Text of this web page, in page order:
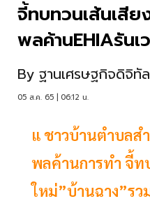
จี้ทบทวนเส้นเสีย
พลค้านEHIAรันเ
By ฐานเศรษฐกิจดิจิทัล
05 ส.ค. 65 | 06:12 น.
แ ชาวบ้านตำบลส
พลค้านการทำ จี้ท
ใหม่”บ้านฉาง”รว